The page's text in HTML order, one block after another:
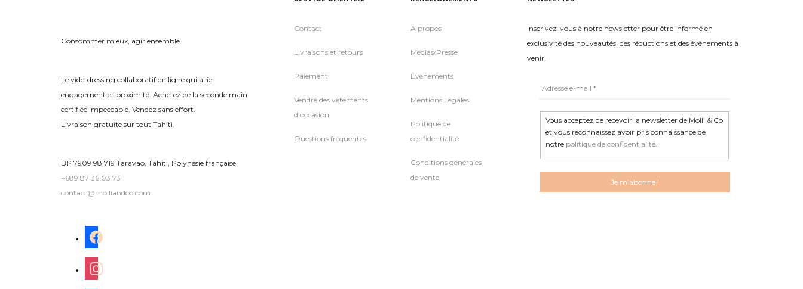
Consommer mieux, agir ensemble.
Le vide-dressing collaboratif en ligne qui allie
engagement et proximité. Achetez de la seconde main
certifiée impeccable. Vendez sans effort.
Livraison gratuite sur tout Tahiti.
BP 7909 98 719 Taravao, Tahiti, Polynésie française
+689 87 36 03 73
contact@molliandco.com
facebook
instagram
Contact
Livraisons et retours
Paiement
Vendre des vêtements
d’occasion
Questions fréquentes
A propos
Médias/Presse
Évènements
Mentions Légales
Politique de
confidentialité
Conditions générales
de vente
Inscrivez-vous à notre newsletter pour être informé en
exclusivité des nouveautés, des réductions et des évènements à
venir.
Vous acceptez de recevoir la newsletter de Molli & Co
et vous reconnaissez avoir pris connaissance de
notre politique de confidentialité.